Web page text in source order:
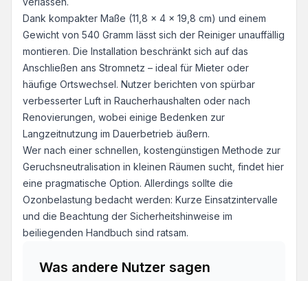
Dank kompakter Maße (11,8 x 4 x 19,8 cm) und einem
Gewicht von 540 Gramm lässt sich der Reiniger unauffällig
montieren. Die Installation beschränkt sich auf das
Anschließen ans Stromnetz – ideal für Mieter oder
häufige Ortswechsel. Nutzer berichten von spürbar
verbesserter Luft in Raucherhaushalten oder nach
Renovierungen, wobei einige Bedenken zur
Langzeitnutzung im Dauerbetrieb äußern.
Wer nach einer schnellen, kostengünstigen Methode zur
Geruchsneutralisation in kleinen Räumen sucht, findet hier
eine pragmatische Option. Allerdings sollte die
Ozonbelastung bedacht werden: Kurze Einsatzintervalle
und die Beachtung der Sicherheitshinweise im
beiliegenden Handbuch sind ratsam.
Was andere Nutzer sagen